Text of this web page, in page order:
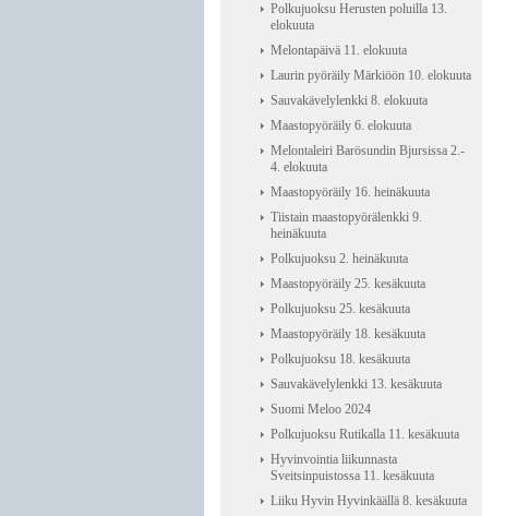
Polkujuoksu Herusten poluilla 13.
elokuuta
Melontapäivä 11. elokuuta
Laurin pyöräily Märkiöön 10. elokuuta
Sauvakävelylenkki 8. elokuuta
Maastopyöräily 6. elokuuta
Melontaleiri Barösundin Bjursissa 2.-
4. elokuuta
Maastopyöräily 16. heinäkuuta
Tiistain maastopyörälenkki 9.
heinäkuuta
Polkujuoksu 2. heinäkuuta
Maastopyöräily 25. kesäkuuta
Polkujuoksu 25. kesäkuuta
Maastopyöräily 18. kesäkuuta
Polkujuoksu 18. kesäkuuta
Sauvakävelylenkki 13. kesäkuuta
Suomi Meloo 2024
Polkujuoksu Rutikalla 11. kesäkuuta
Hyvinvointia liikunnasta
Sveitsinpuistossa 11. kesäkuuta
Liiku Hyvin Hyvinkäällä 8. kesäkuuta